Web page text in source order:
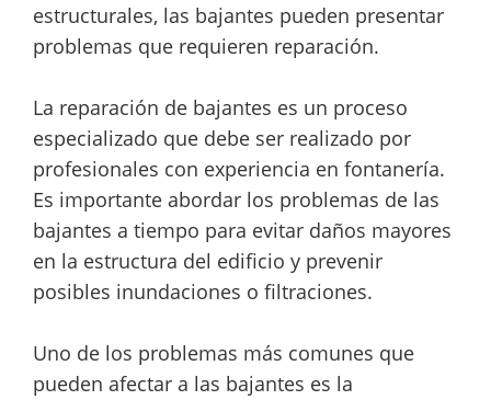
estructurales, las bajantes pueden presentar
problemas que requieren reparación.
La reparación de bajantes es un proceso
especializado que debe ser realizado por
profesionales con experiencia en fontanería.
Es importante abordar los problemas de las
bajantes a tiempo para evitar daños mayores
en la estructura del edificio y prevenir
posibles inundaciones o filtraciones.
Uno de los problemas más comunes que
pueden afectar a las bajantes es la